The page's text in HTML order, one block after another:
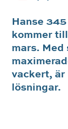
Hanse
kommer
mars.
vackert, är
lösningar.